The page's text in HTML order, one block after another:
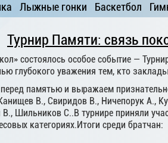
Лыжные гонки Баскетбол
Турнир Памяти: связь
состоялось особое событие —
глубокого уважения тем, кто
памятью и выражаем
В., Свиридов В., Ничепорук А.,
В., Шильников С..В турнире приняли
категориях.Итоги среди братчан: